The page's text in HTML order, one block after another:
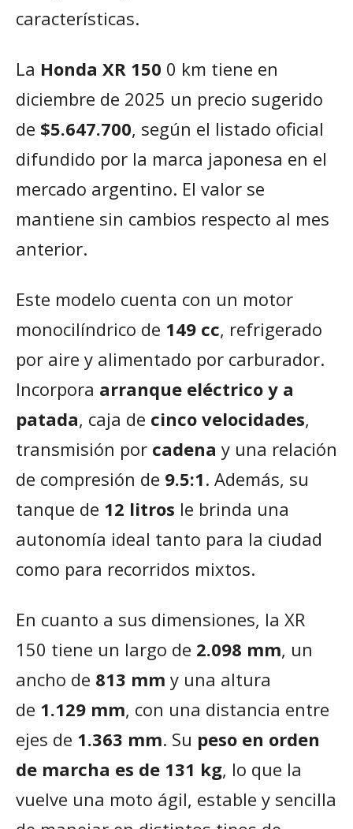
características.
La Honda XR 150 0 km tiene en
diciembre de 2025 un precio sugerido
de $5.647.700, según el listado oficial
difundido por la marca japonesa en el
mercado argentino. El valor se
mantiene sin cambios respecto al mes
anterior.
Este modelo cuenta con un motor
monocilíndrico de 149 cc, refrigerado
por aire y alimentado por carburador.
Incorpora arranque eléctrico y a
patada, caja de cinco velocidades,
transmisión por cadena y una relación
de compresión de 9.5:1. Además, su
tanque de 12 litros le brinda una
autonomía ideal tanto para la ciudad
como para recorridos mixtos.
En cuanto a sus dimensiones, la XR
150 tiene un largo de 2.098 mm, un
ancho de 813 mm y una altura
de 1.129 mm, con una distancia entre
ejes de 1.363 mm. Su peso en orden
de marcha es de 131 kg, lo que la
vuelve una moto ágil, estable y sencilla